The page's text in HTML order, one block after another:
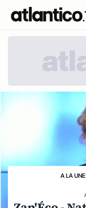
A LA UNE